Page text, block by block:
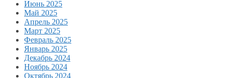
Июнь 2025
Май 2025
Апрель 2025
Март 2025
Февраль 2025
Январь 2025
Декабрь 2024
Ноябрь 2024
Октябрь 2024